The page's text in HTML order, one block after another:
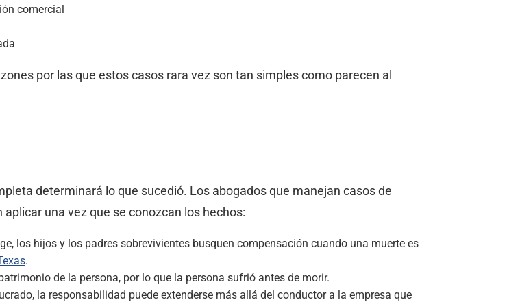
comercial
por las que estos casos rara vez son tan simples como parecen al
determinará lo que sucedió. Los abogados que manejan casos de
una vez que se conozcan los hechos:
los hijos y los padres sobrevivientes busquen compensación cuando una muerte es
.
de la persona, por lo que la persona sufrió antes de morir.
la responsabilidad puede extenderse más allá del conductor a la empresa que